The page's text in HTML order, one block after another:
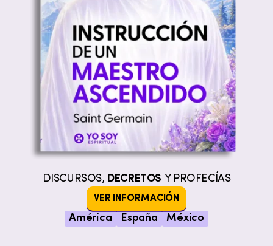
DISCURSOS, DECRETOS Y PROFECÍAS
VER INFORMACIÓN
América España México